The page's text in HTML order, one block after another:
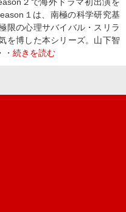
１は、南極の科学研究基
限の心理サバイバル・スリラ
を博した本シリーズ。山下智
続きを読む